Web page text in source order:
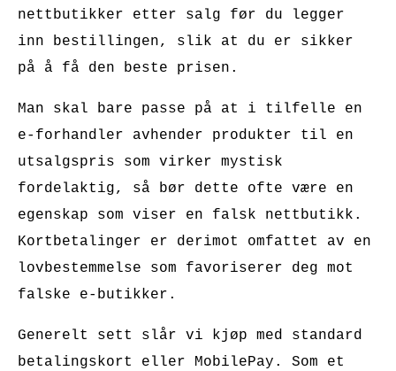
nettbutikker etter salg før du legger
inn bestillingen, slik at du er sikker
på å få den beste prisen.
Man skal bare passe på at i tilfelle en
e-forhandler avhender produkter til en
utsalgspris som virker mystisk
fordelaktig, så bør dette ofte være en
egenskap som viser en falsk nettbutikk.
Kortbetalinger er derimot omfattet av en
lovbestemmelse som favoriserer deg mot
falske e-butikker.
Generelt sett slår vi kjøp med standard
betalingskort eller MobilePay. Som et